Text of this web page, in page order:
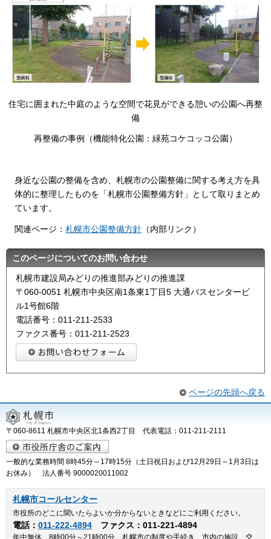
住宅に囲まれた中庭のような空間で花見ができる憩いの公園へ再整
備
再整備の事例（機能特化公園：緑苑コケコッコ公園）
身近な公園の整備を含め、札幌市の公園整備に関する考え方を具
体的に整理したものを「札幌市公園整備方針」として取りまとめ
ています。
関連ページ：札幌市公園整備方針 （内部リンク）
このページについてのお問い合わせ
札幌市建設局みどりの推進部みどりの推進課
〒060-0051 札幌市中央区南1条東1丁目5 大通バスセンタービ
ル1号館6階
電話番号：011-211-2533
ファクス番号：011-211-2523
ページの先頭へ戻る
〒060-8611 札幌市中央区北1条西2丁目 代表電話：011-211-2111
一般的な業務時間 8時45分～17時15分（土日祝日および12月29日～1月3日は
お休み） 法人番号 9000020011002
札幌市コールセンター
市役所のどこに聞いたらよいか分からないときなどにご利用ください。
電話： 011-222-4894 ファクス：011-221-4894
年中無休、8時00分～21時00分。札幌市の制度や手続き、市内の施設、交